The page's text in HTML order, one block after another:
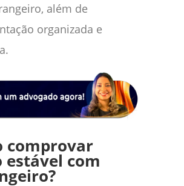
além de
organizada e
comprovar
estável com